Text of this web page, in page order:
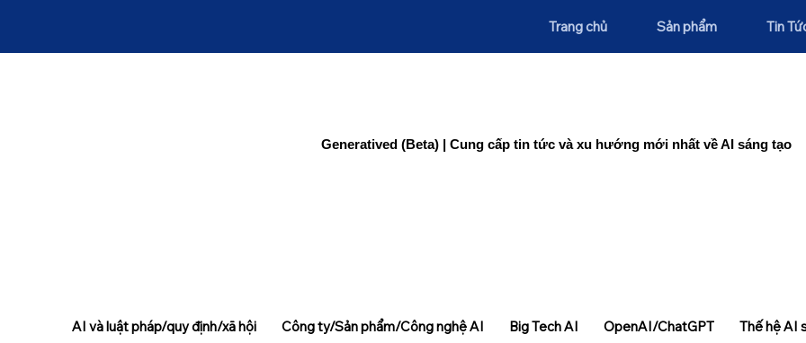
Trang chủ Sản phẩm Tin
Generatived (Beta) | Cung cấp tin tức và xu hướng mới nhất về AI sáng tạo
AI và luật pháp/quy định/xã hội Công ty/Sản phẩm/Công nghệ AI Big Tech AI OpenAI/ChatGPT Thế hệ AI